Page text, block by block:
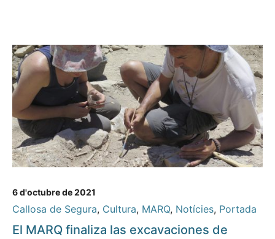
6 d'octubre de 2021
Callosa de Segura, Cultura, MARQ, Notícies, Portada
El MARQ finaliza las excavaciones de